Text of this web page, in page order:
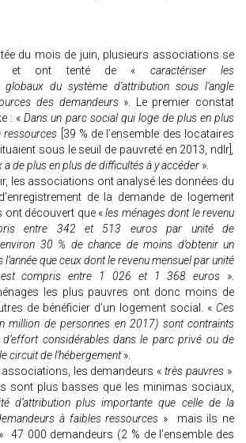
du mois de juin, plusieurs associations se
et ont tenté de « caractériser les
globaux du système d’attribution sous l’angle
des demandeurs». Le premier constat
: « Dans un parc social qui loge de plus en plus
ressources [39 % de l’ensemble des locataires
sous le seuil de pauvreté en 2013, ndlr],
a de plus en plus de difficultés à y accéder ».
les associations ont analysé les données du
de la demande de logement
ont découvert que «les ménages dont le revenu
entre 342 et 513 euros par unité de
30 % de chance de moins d’obtenir un
que ceux dont le revenu mensuel par unité
est compris entre 1 026 et 1 368 euros ».
les plus pauvres ont donc moins de
de bénéficier d’un logement social. « Ces
million de personnes en 2017) sont contraints
d’effort considérables dans le parc privé ou de
circuit de l’hébergement».
les demandeurs « très pauvres »
sont plus basses que les minimas sociaux,
d’attribution plus importante que celle de la
à faibles ressources » mais ils ne
47 000 demandeurs (2 % de l’ensemble des